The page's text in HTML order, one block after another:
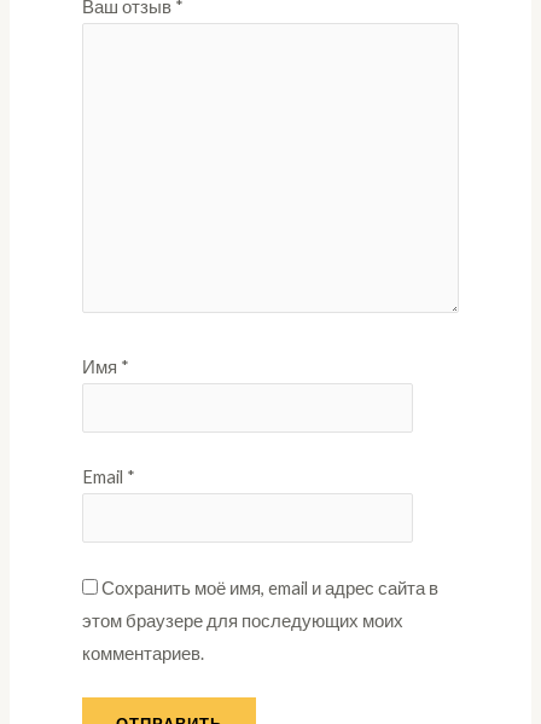
Ваш отзыв *
Имя *
Email *
Сохранить моё имя, email и адрес сайта в
этом браузере для последующих моих
комментариев.